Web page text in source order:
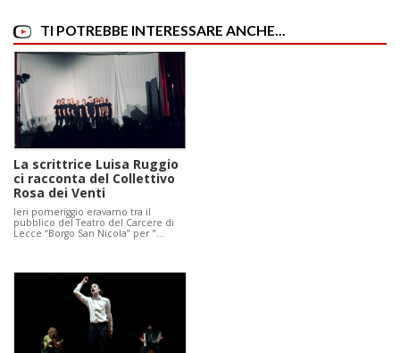
TI POTREBBE INTERESSARE ANCHE...
La scrittrice Luisa Ruggio
ci racconta del Collettivo
Rosa dei Venti
Ieri pomeriggio eravamo tra il
pubblico del Teatro del Carcere di
Lecce “Borgo San Nicola” per "…